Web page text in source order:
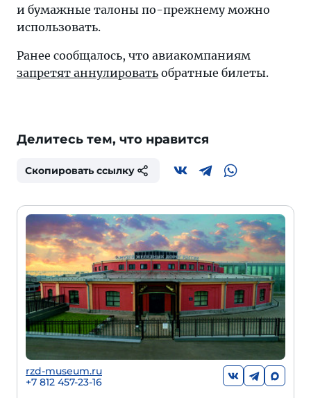
и бумажные талоны по-прежнему можно
использовать.
Ранее сообщалось, что авиакомпаниям
запретят аннулировать обратные билеты.
Делитесь тем, что нравится
Скопировать ссылку
rzd-museum.ru
+7 812 457-23-16